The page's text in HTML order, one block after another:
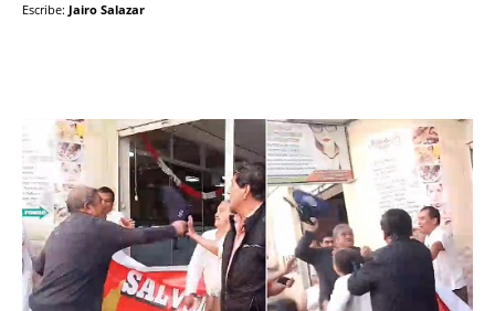
Escribe: Jairo Salazar